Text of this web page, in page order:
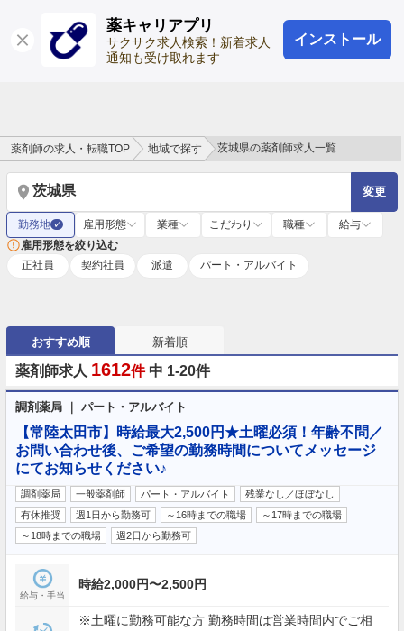
薬キャリアプリ
サクサク求人検索！新着求人
通知も受け取れます
インストール
ログイン 会員登録
薬剤師の求人・転職TOP 地域で探す 茨城県の薬剤師求人一覧
茨城県 変更
勤務地 ✓ 雇用形態 業種 こだわり 職種
給与
雇用形態を絞り込む
正社員
契約社員 派遣 パート・アルバイト
おすすめ順 新着順
薬剤師求人 1612件 中 1-20件
調剤薬局 ｜ パート・アルバイト
【常陸太田市】時給最大2,500円★土曜必須！年齢不問／
お問い合わせ後、ご希望の勤務時間についてメッセージ
にてお知らせください♪
調剤薬局 一般薬剤師 パート・アルバイト
残業なし／ほぼなし
有休推奨
週1日から勤務可 ～16時までの職場
～17時までの職場
～18時までの職場
週2日から勤務可
給与・手当
時給2,000円〜2,500円
※土曜に勤務可能な方 勤務時間は営業時間内でご相